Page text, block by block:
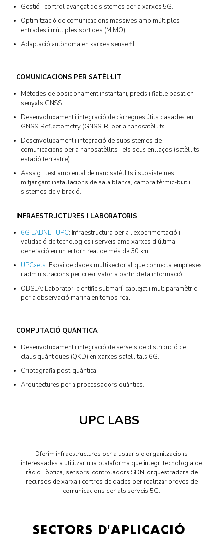
Gestió i control avançat de sistemes per a xarxes 5G.
Optimització de comunicacions massives amb múltiples
entrades i múltiples sortides (MIMO).
Adaptació autònoma en xarxes sense fil.
COMUNICACIONS PER SATÈL·LIT
Mètodes de posicionament instantani, precís i fiable basat en
senyals GNSS.
Desenvolupament i integració de càrregues útils basades en
GNSS-Reflectometry (GNSS-R) per a nanosatèl·lits.
Desenvolupament i integració de subsistemes de
comunicacions per a nanosatèl·lits i els seus enllaços (satèl·lits i
estació terrestre).
Assaig i test ambiental de nanosatèl·lits i subsistemes
mitjançant instal·lacions de sala blanca, cambra tèrmic-buit i
sistemes de vibració.
INFRAESTRUCTURES I LABORATORIS
6G LABNET UPC: Infraestructura per a l’experimentació i
validació de tecnologies i serveis amb xarxes d’última
generació en un entorn real de més de 30 km.
UPCxels: Espai de dades multisectorial que connecta empreses
i administracions per crear valor a partir de la informació.
OBSEA: Laboratori científic submarí, cablejat i multiparamètric
per a observació marina en temps real.
COMPUTACIÓ QUÀNTICA
Desenvolupament i integració de serveis de distribució de
claus quàntiques (QKD) en xarxes satel·litals 6G.
Criptografia post-quàntica.
Arquitectures per a processadors quàntics.
UPC LABS
Oferim infraestructures per a usuaris o organitzacions
interessades a utilitzar una plataforma que integri tecnologia de
ràdio i òptica, sensors, controladors SDN, orquestradors de
recursos de xarxa i centres de dades per realitzar proves de
comunicacions per als serveis 5G.
SECTORS D'APLICACIÓ